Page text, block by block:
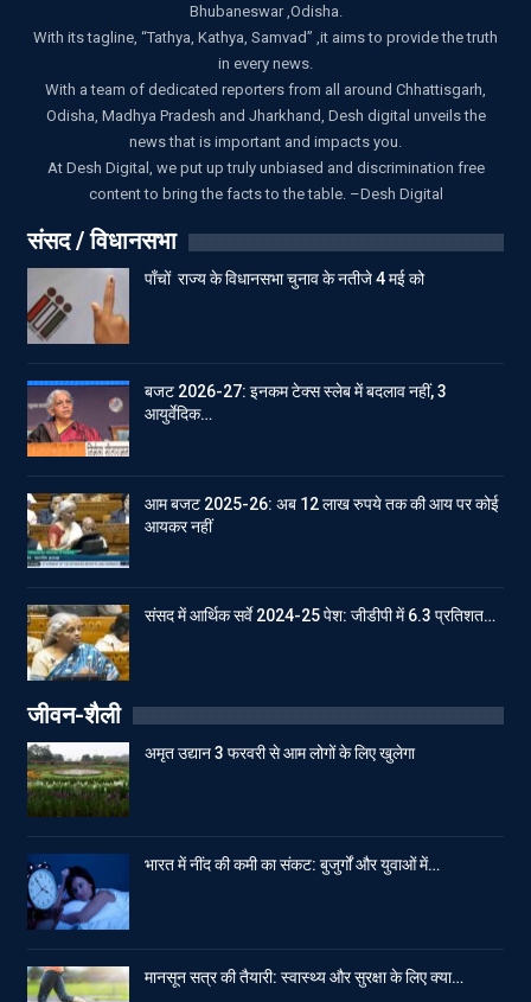
Bhubaneswar ,Odisha.
With its tagline, “Tathya, Kathya, Samvad” ,it aims to provide the truth
in every news.
With a team of dedicated reporters from all around Chhattisgarh,
Odisha, Madhya Pradesh and Jharkhand, Desh digital unveils the
news that is important and impacts you.
At Desh Digital, we put up truly unbiased and discrimination free
content to bring the facts to the table. –Desh Digital
संसद / विधानसभा
पाँचों राज्य के विधानसभा चुनाव के नतीजे 4 मई को
बजट 2026-27: इनकम टेक्स स्लेब में बदलाव नहीं, 3
आयुर्वेदिक…
आम बजट 2025-26: अब 12 लाख रुपये तक की आय पर कोई
आयकर नहीं
संसद में आर्थिक सर्वे 2024-25 पेश: जीडीपी में 6.3 प्रतिशत…
जीवन-शैली
अमृत उद्यान 3 फरवरी से आम लोगों के लिए खुलेगा
भारत में नींद की कमी का संकट: बुजुर्गों और युवाओं में…
मानसून सत्र की तैयारी: स्वास्थ्य और सुरक्षा के लिए क्या…